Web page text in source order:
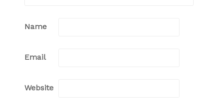
Name
Email
Website